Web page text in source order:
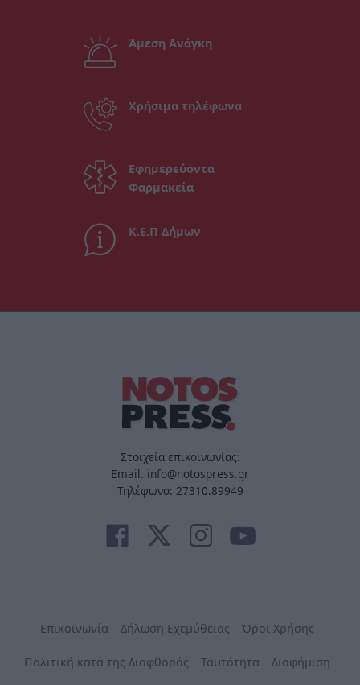
Άμεση Ανάγκη
Χρήσιμα τηλέφωνα
Εφημερεύοντα
Φαρμακεία
Κ.Ε.Π Δήμων
Στοιχεία επικοινωνίας:
Email. info@notospress.gr
Τηλέφωνο: 27310.89949
Επικοινωνία Δήλωση Εχεμύθειας Όροι Χρήσης
Πολιτική κατά της Διαφθοράς Ταυτότητα Διαφήμιση